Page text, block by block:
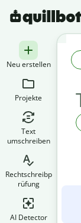
Neu erstellen
Projekte
Text
umschreiben
Rechtschreibp
rüfung
AI Detector